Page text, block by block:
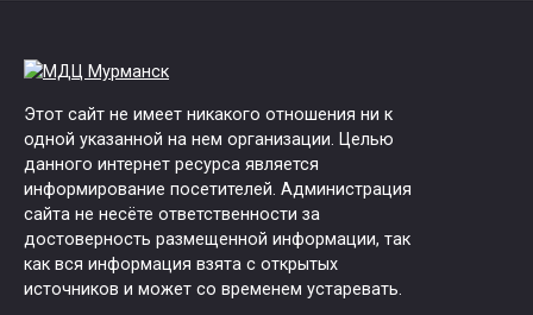
Этот сайт не имеет никакого отношения ни к
одной указанной на нем организации. Целью
данного интернет ресурса является
информирование посетителей. Администрация
сайта не несёте ответственности за
достоверность размещенной информации, так
как вся информация взята с открытых
источников и может со временем устаревать.